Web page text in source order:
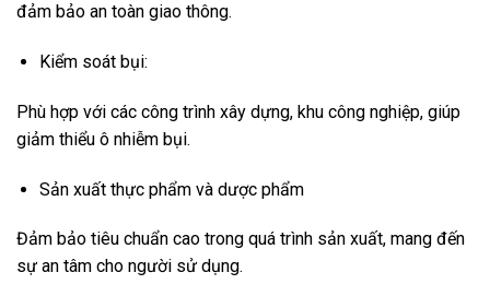
đảm bảo an toàn giao thông.
Kiểm soát bụi:
Phù hợp với các công trình xây dựng, khu công nghiệp, giúp
giảm thiểu ô nhiễm bụi.
Sản xuất thực phẩm và dược phẩm
Đảm bảo tiêu chuẩn cao trong quá trình sản xuất, mang đến
sự an tâm cho người sử dụng.